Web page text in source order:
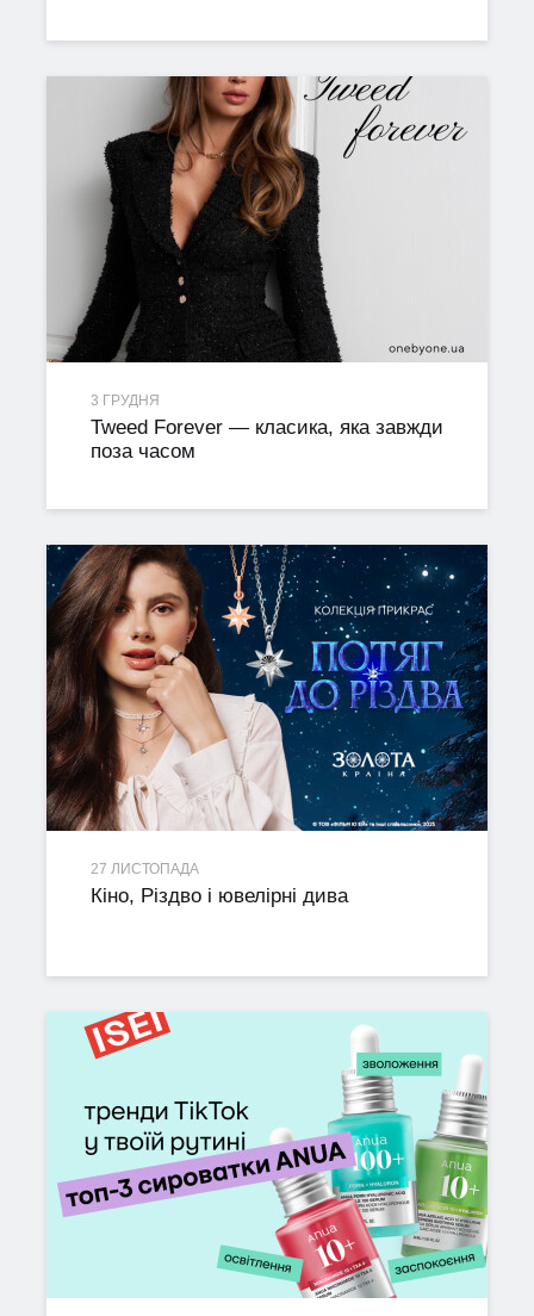
3 ГРУДНЯ
Tweed Forever — класика, яка завжди
поза часом
27 ЛИСТОПАДА
Кіно, Різдво і ювелірні дива